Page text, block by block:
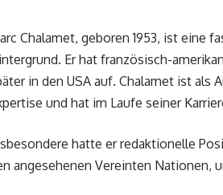
Chalamet, geboren 1953, ist eine
Er hat französisch-
in den USA auf. Chalamet ist
und hat im Laufe seiner
hatte er redaktionelle
angesehenen Vereinten Nationen,